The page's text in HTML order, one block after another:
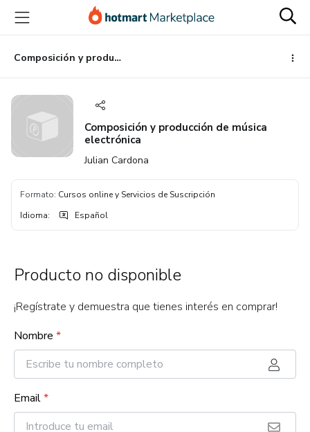
principal
página
de
página
Composición y producción de música electrónica
Composición y producción de música
electrónica
Julian Cardona
Formato: Cursos online y Servicios de Suscripción
Idioma: Español
Producto no disponible
¡Regístrate y demuestra que tienes interés en comprar!
Nombre *
Email*